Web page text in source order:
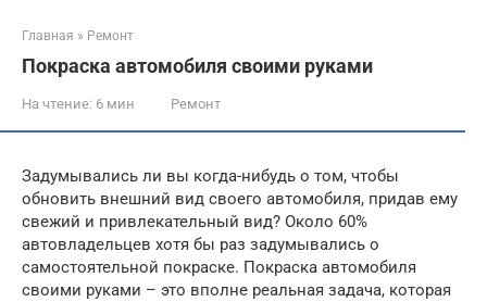
Главная » Ремонт
Покраска автомобиля своими руками
На чтение: 6 мин Ремонт
Задумывались ли вы когда-нибудь о том, чтобы
обновить внешний вид своего автомобиля, придав ему
свежий и привлекательный вид? Около 60%
автовладельцев хотя бы раз задумывались о
самостоятельной покраске. Покраска автомобиля
своими руками – это вполне реальная задача, которая